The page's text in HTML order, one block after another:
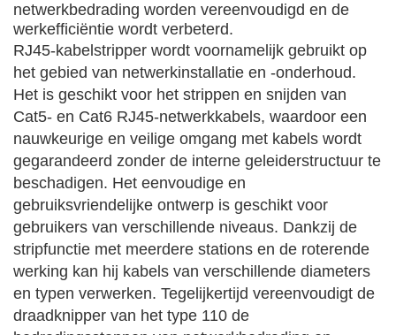
netwerkbedrading worden vereenvoudigd en de
werkefficiëntie wordt verbeterd.
RJ45-kabelstripper wordt voornamelijk gebruikt op
het gebied van netwerkinstallatie en -onderhoud.
Het is geschikt voor het strippen en snijden van
Cat5- en Cat6 RJ45-netwerkkabels, waardoor een
nauwkeurige en veilige omgang met kabels wordt
gegarandeerd zonder de interne geleiderstructuur te
beschadigen. Het eenvoudige en
gebruiksvriendelijke ontwerp is geschikt voor
gebruikers van verschillende niveaus. Dankzij de
stripfunctie met meerdere stations en de roterende
werking kan hij kabels van verschillende diameters
en typen verwerken. Tegelijkertijd vereenvoudigt de
draadknipper van het type 110 de